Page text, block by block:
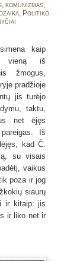
, komunizmas,
, Politiko
kaip
vieną iš
žmogus,
pradžioje
jis turėjo
taktu,
net ėjęs
Iš
kad Č.
su visais
vaikus
poza ir jog
siaurų
ir kitaip: jis
ir liko net ir